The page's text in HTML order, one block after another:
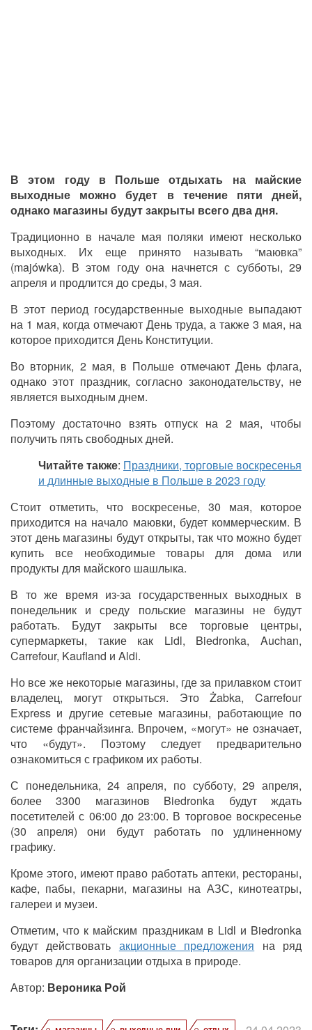
В этом году в Польше отдыхать на майские
выходные можно будет в течение пяти дней,
однако магазины будут закрыты всего два дня.
Традиционно в начале мая поляки имеют несколько
выходных. Их еще принято называть “маювка”
(majówka). В этом году она начнется с субботы, 29
апреля и продлится до среды, 3 мая.
В этот период государственные выходные выпадают
на 1 мая, когда отмечают День труда, а также 3 мая, на
которое приходится День Конституции.
Во вторник, 2 мая, в Польше отмечают День флага,
однако этот праздник, согласно законодательству, не
является выходным днем.
Поэтому достаточно взять отпуск на 2 мая, чтобы
получить пять свободных дней.
Читайте также: Праздники, торговые воскресенья
и длинные выходные в Польше в 2023 году
Стоит отметить, что воскресенье, 30 мая, которое
приходится на начало маювки, будет коммерческим. В
этот день магазины будут открыты, так что можно будет
купить все необходимые товары для дома или
продукты для майского шашлыка.
В то же время из-за государственных выходных в
понедельник и среду польские магазины не будут
работать. Будут закрыты все торговые центры,
супермаркеты, такие как Lidl, Biedronka, Auchan,
Carrefour, Kaufland и Aldi.
Но все же некоторые магазины, где за прилавком стоит
владелец, могут открыться. Это Żabka, Carrefour
Express и другие сетевые магазины, работающие по
системе франчайзинга. Впрочем, «могут» не означает,
что «будут». Поэтому следует предварительно
ознакомиться с графиком их работы.
С понедельника, 24 апреля, по субботу, 29 апреля,
более 3300 магазинов Biedronka будут ждать
посетителей с 06:00 до 23:00. В торговое воскресенье
(30 апреля) они будут работать по удлиненному
графику.
Кроме этого, имеют право работать аптеки, рестораны,
кафе, пабы, пекарни, магазины на АЗС, кинотеатры,
галереи и музеи.
Отметим, что к майским праздникам в Lidl и Biedronka
будут действовать акционные предложения на ряд
товаров для организации отдыха в природе.
Автор: Вероника Рой